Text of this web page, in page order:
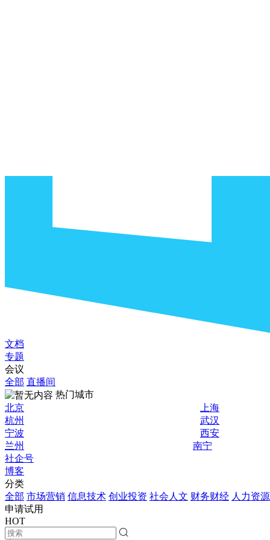
文档
专题
会议
全部 直播间
热门城市
北京
上海
杭州
武汉
宁波
西安
兰州
南宁
社企号
博客
分类
全部 市场营销 信息技术 创业投资 社会人文 财务财经 人力资源
申请试用
HOT